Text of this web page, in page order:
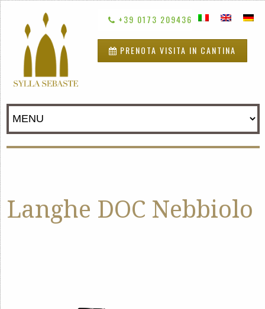
+39 0173 209436
PRENOTA VISITA IN CANTINA
Langhe DOC Nebbiolo